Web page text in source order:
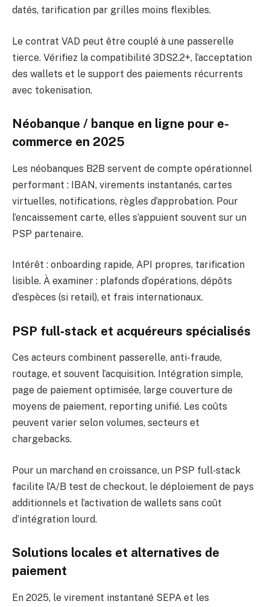
datés, tarification par grilles moins flexibles.
Le contrat VAD peut être couplé à une passerelle
tierce. Vérifiez la compatibilité 3DS2.2+, l’acceptation
des wallets et le support des paiements récurrents
avec tokenisation.
Néobanque / banque en ligne pour e-
commerce en 2025
Les néobanques B2B servent de compte opérationnel
performant : IBAN, virements instantanés, cartes
virtuelles, notifications, règles d’approbation. Pour
l’encaissement carte, elles s’appuient souvent sur un
PSP partenaire.
Intérêt : onboarding rapide, API propres, tarification
lisible. À examiner : plafonds d’opérations, dépôts
d’espèces (si retail), et frais internationaux.
PSP full‑stack et acquéreurs spécialisés
Ces acteurs combinent passerelle, anti-fraude,
routage, et souvent l’acquisition. Intégration simple,
page de paiement optimisée, large couverture de
moyens de paiement, reporting unifié. Les coûts
peuvent varier selon volumes, secteurs et
chargebacks.
Pour un marchand en croissance, un PSP full‑stack
facilite l’A/B test de checkout, le déploiement de pays
additionnels et l’activation de wallets sans coût
d’intégration lourd.
Solutions locales et alternatives de
paiement
En 2025, le virement instantané SEPA et les